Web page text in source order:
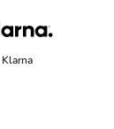
Klarna